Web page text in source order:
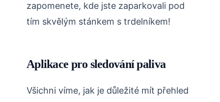
zapomenete, kde jste zaparkovali pod
tím skvělým stánkem s trdelníkem!
Aplikace pro sledování paliva
Všichni víme, jak je důležité mít přehled